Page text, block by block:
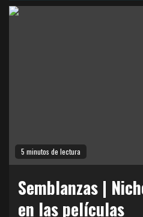
5 minutos de lectura
Semblanzas |
en las películas